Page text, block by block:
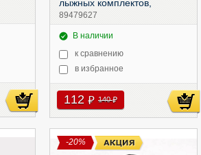
лыжных комплектов,
89479627
В наличии
к сравнению
в избранное
112 руб 140руб
-20%